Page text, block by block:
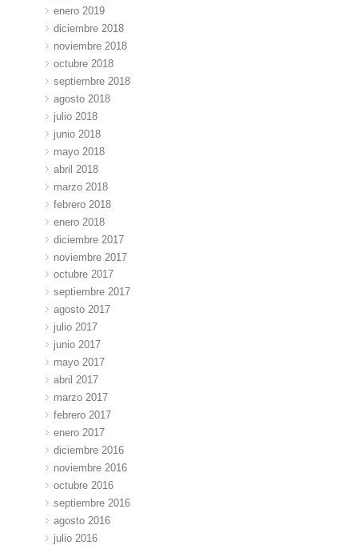
enero 2019
diciembre 2018
noviembre 2018
octubre 2018
septiembre 2018
agosto 2018
julio 2018
junio 2018
mayo 2018
abril 2018
marzo 2018
febrero 2018
enero 2018
diciembre 2017
noviembre 2017
octubre 2017
septiembre 2017
agosto 2017
julio 2017
junio 2017
mayo 2017
abril 2017
marzo 2017
febrero 2017
enero 2017
diciembre 2016
noviembre 2016
octubre 2016
septiembre 2016
agosto 2016
julio 2016